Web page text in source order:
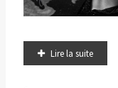
Lire la suite